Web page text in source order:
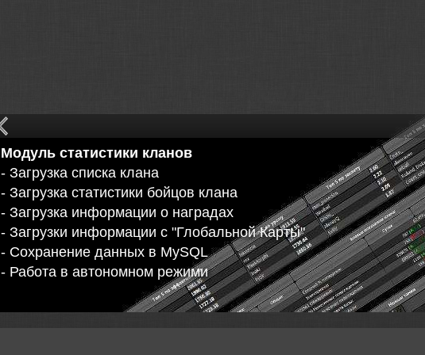
Модуль статистики кланов
- Загрузка списка клана
- Загрузка статистики бойцов клана
- Загрузка информации о наградах
- Загрузки информации с "Глобальной Карты"
- Сохранение данных в MySQL
- Работа в автономном режими
Re: Возрождаем
Re: Клан [VEREC]
потрібні игроки
Service Provider
Re: Недавно
принимает
Re: Набор в клан
и т.д